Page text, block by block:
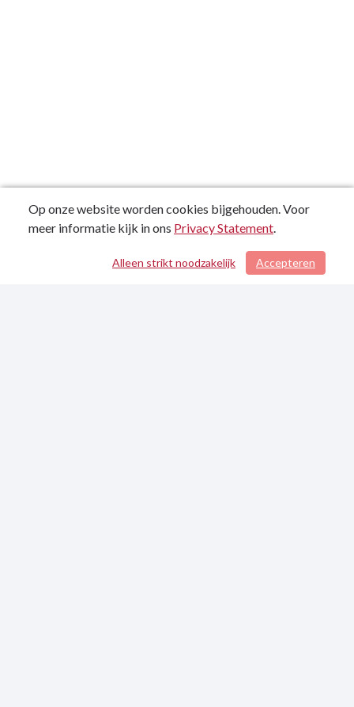
/ 227
Op onze website worden cookies bijgehouden. Voor
meer informatie kijk in ons Privacy Statement.
Accepteren
Alleen strikt noodzakelijk